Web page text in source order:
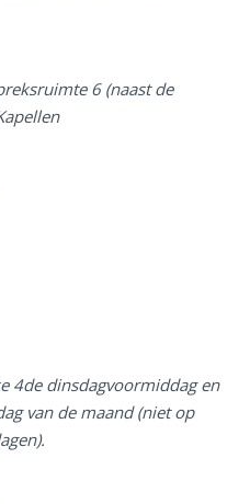
6 (naast de
4de dinsdagvoormiddag en
van de maand (niet op